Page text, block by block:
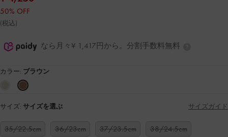
50% OFF
(税込)
なら月々¥ 1,417円から。分割手数料無料
カラー: ブラウン
サイズ: サイズを選ぶ サイズガイド
35/22.5cm 36/23cm 37/23.5cm 38/24.5cm